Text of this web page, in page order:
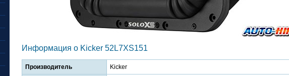
Информация о Kicker 52L7XS151
Производитель Kicker